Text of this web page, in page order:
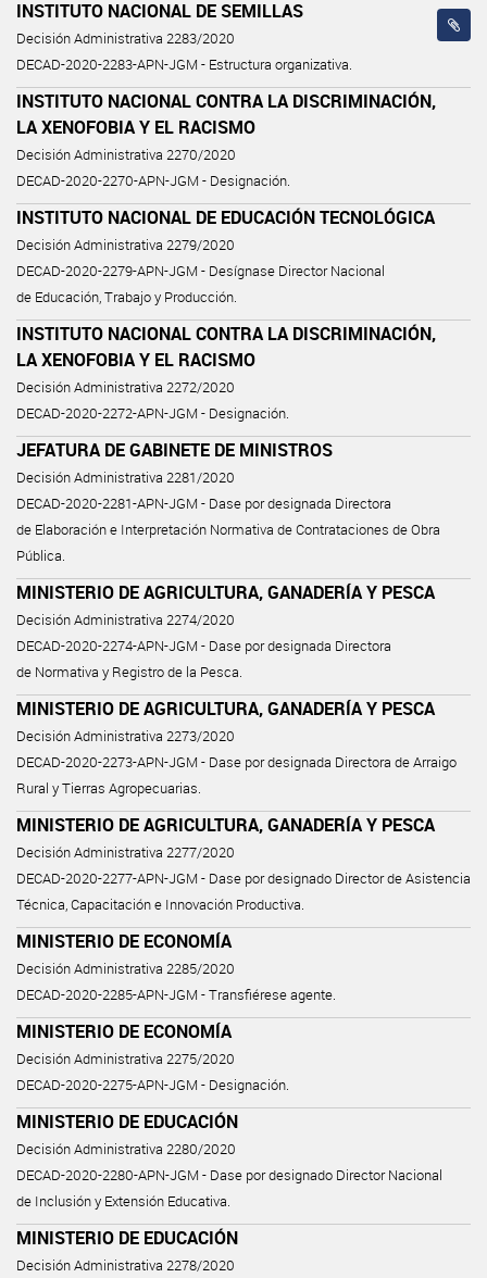
INSTITUTO NACIONAL DE SEMILLAS
Decisión Administrativa 2283/2020
DECAD-2020-2283-APN-JGM - Estructura organizativa.
INSTITUTO NACIONAL CONTRA LA DISCRIMINACIÓN,
LA XENOFOBIA Y EL RACISMO
Decisión Administrativa 2270/2020
DECAD-2020-2270-APN-JGM - Designación.
INSTITUTO NACIONAL DE EDUCACIÓN TECNOLÓGICA
Decisión Administrativa 2279/2020
DECAD-2020-2279-APN-JGM - Desígnase Director Nacional
de Educación, Trabajo y Producción.
INSTITUTO NACIONAL CONTRA LA DISCRIMINACIÓN,
LA XENOFOBIA Y EL RACISMO
Decisión Administrativa 2272/2020
DECAD-2020-2272-APN-JGM - Designación.
JEFATURA DE GABINETE DE MINISTROS
Decisión Administrativa 2281/2020
DECAD-2020-2281-APN-JGM - Dase por designada Directora
de Elaboración e Interpretación Normativa de Contrataciones de Obra
Pública.
MINISTERIO DE AGRICULTURA, GANADERÍA Y PESCA
Decisión Administrativa 2274/2020
DECAD-2020-2274-APN-JGM - Dase por designada Directora
de Normativa y Registro de la Pesca.
MINISTERIO DE AGRICULTURA, GANADERÍA Y PESCA
Decisión Administrativa 2273/2020
DECAD-2020-2273-APN-JGM - Dase por designada Directora de Arraigo
Rural y Tierras Agropecuarias.
MINISTERIO DE AGRICULTURA, GANADERÍA Y PESCA
Decisión Administrativa 2277/2020
DECAD-2020-2277-APN-JGM - Dase por designado Director de Asistencia
Técnica, Capacitación e Innovación Productiva.
MINISTERIO DE ECONOMÍA
Decisión Administrativa 2285/2020
DECAD-2020-2285-APN-JGM - Transfiérese agente.
MINISTERIO DE ECONOMÍA
Decisión Administrativa 2275/2020
DECAD-2020-2275-APN-JGM - Designación.
MINISTERIO DE EDUCACIÓN
Decisión Administrativa 2280/2020
DECAD-2020-2280-APN-JGM - Dase por designado Director Nacional
de Inclusión y Extensión Educativa.
MINISTERIO DE EDUCACIÓN
Decisión Administrativa 2278/2020